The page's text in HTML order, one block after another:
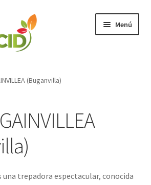
Menú
(Buganvilla)
una trepadora espectacular, conocida